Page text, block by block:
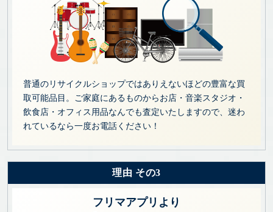
普通のリサイクルショップではありえないほどの豊富な買
取可能品目。ご家庭にあるものからお店・音楽スタジオ・
飲食店・オフィス用品なんでも査定いたしますので、迷わ
れているなら一度お電話ください！
理由 その3
フリマアプリより